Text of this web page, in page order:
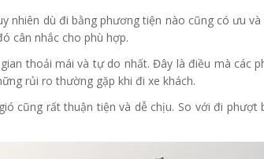
dù đi bằng phương tiện nào cũng có ưu
cân nhắc cho phù hợp.
thoải mái và tự do nhất. Đây là điều mà các
rủi ro thường gặp khi đi xe khách.
cũng rất thuận tiện và dễ chịu. So với đi